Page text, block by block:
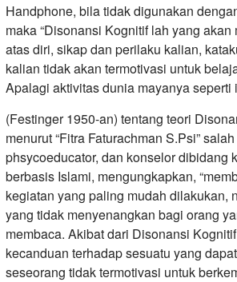
Handphone, bila tidak digunakan
maka “Disonansi Kognitif lah yang
atas diri, sikap dan perilaku kalian,
kalian tidak akan termotivasi untuk
Apalagi aktivitas dunia mayanya seperti
(Festinger 1950-an) tentang teori
menurut “Fitra Faturachman S.Psi”
phsycoeducator, dan konselor dibidang
berbasis Islami, mengungkapkan,
kegiatan yang paling mudah dilakukan,
yang tidak menyenangkan bagi orang
membaca. Akibat dari Disonansi
kecanduan terhadap sesuatu yang
seseorang tidak termotivasi untuk